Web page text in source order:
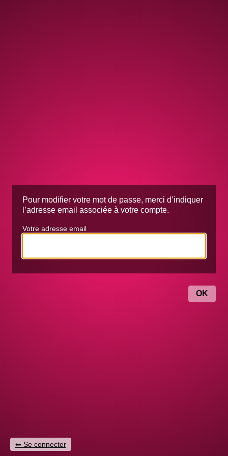
Pour modifier votre mot de passe, merci d’indiquer
l’adresse email associée à votre compte.
Votre adresse email
Se connecter